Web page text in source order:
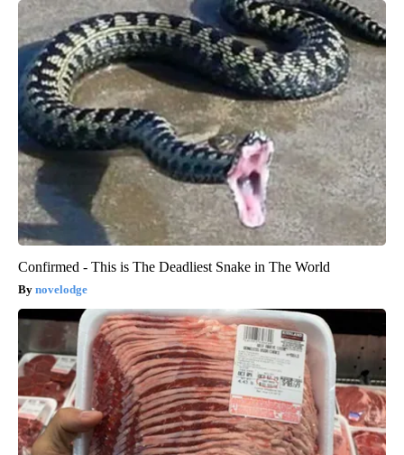
Confirmed - This is The Deadliest Snake in The World
novelodge